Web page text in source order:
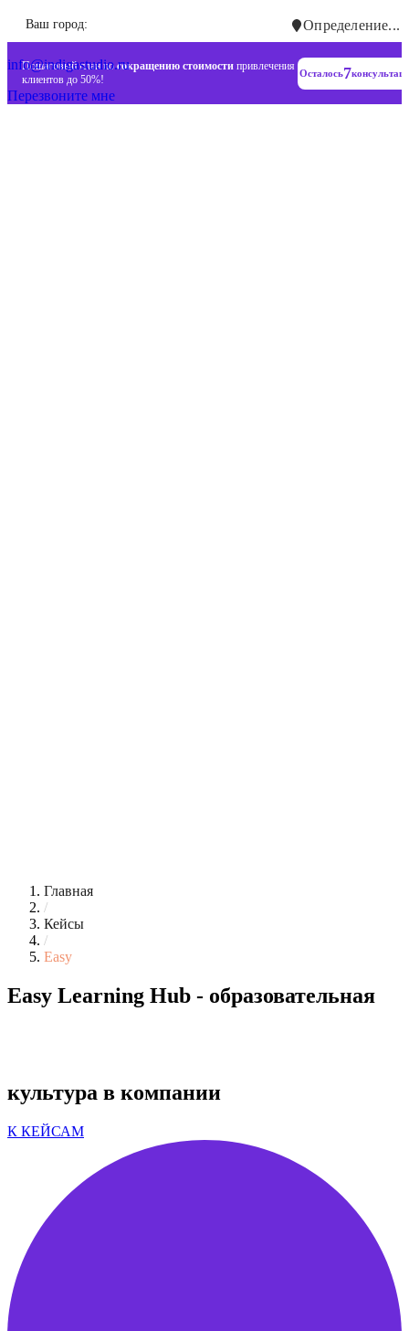
Ваш город: Определение...
Пошаговый план посокращению стоимости привлечения
клиентов до 50%!
Осталось7
+7 (993) 477-18-57
info@indigastudio.ru
Перезвоните мне
Главная
/
Кейсы
/
Easy
Easy Learning Hub - образовательная
культура в компании
К КЕЙСАМ